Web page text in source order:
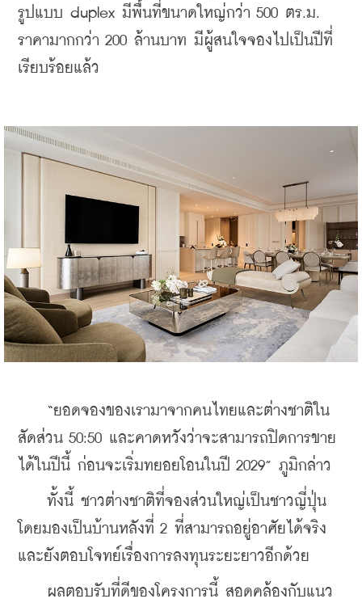
รูปแบบ duplex มีพื้นที่ขนาดใหญ่กว่า 500 ตร.ม.
ราคามากกว่า 200 ล้านบาท มีผู้สนใจจองไปเป็นปีที่
เรียบร้อยแล้ว
“ยอดจองของเรามาจากคนไทยและต่างชาติใน
สัดส่วน 50:50 และคาดหวังว่าจะสามารถปิดการขาย
ได้ในปีนี้ ก่อนจะเริ่มทยอยโอนในปี 2029” ภูมิกล่าว
ทั้งนี้ ชาวต่างชาติที่จองส่วนใหญ่เป็นชาวญี่ปุ่น
โดยมองเป็นบ้านหลังที่ 2 ที่สามารถอยู่อาศัยได้จริง
และยังตอบโจทย์เรื่องการลงทุนระยะยาวอีกด้วย
ผลตอบรับที่ดีของโครงการนี้ สอดคล้องกับแนว